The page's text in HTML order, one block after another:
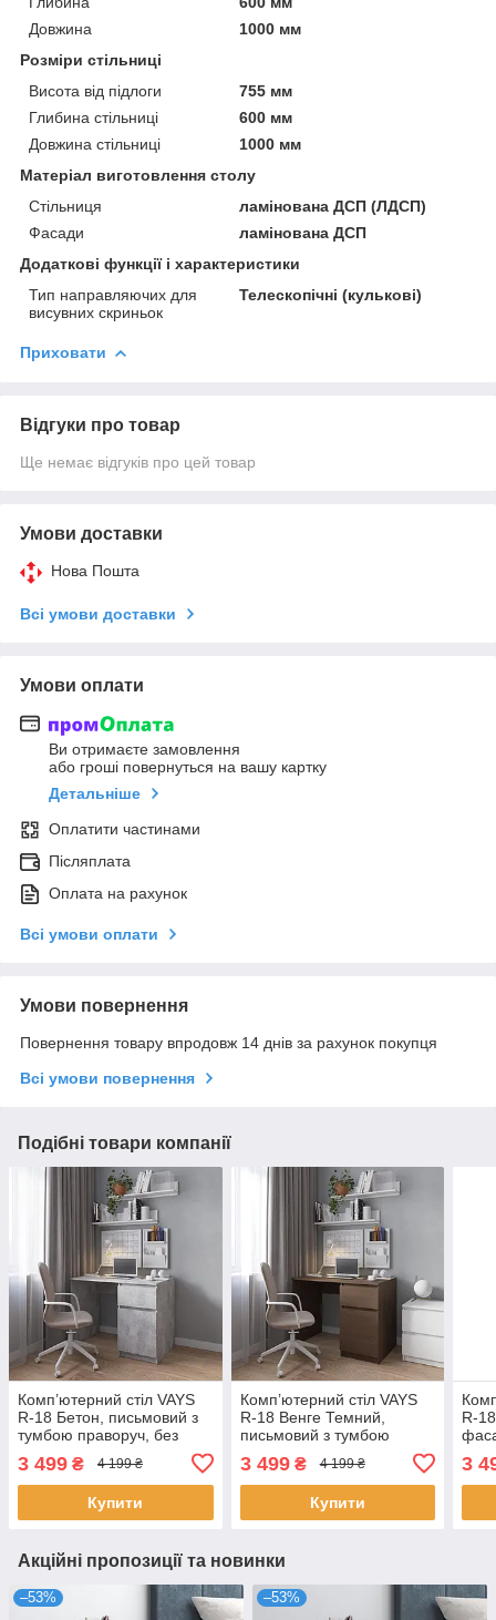
Довжина
1000 мм
Розміри стільниці
Висота від підлоги
755 мм
Глибина стільниці
600 мм
Довжина стільниці
1000 мм
Матеріал виготовлення столу
Стільниця
ламінована ДСП (ЛДСП)
Фасади
ламінована ДСП
Додаткові функції і характеристики
Тип направляючих для
висувних скриньок
Телескопічні (кулькові)
Приховати
Відгуки про товар
Ще немає відгуків про цей товар
Умови доставки
Нова Пошта
Всі умови доставки
Умови оплати
Ви отримаєте замовлення
або гроші повернуться на вашу картку
Детальніше
Оплатити частинами
Післяплата
Оплата на рахунок
Всі умови оплати
Умови повернення
Повернення товару впродовж 14 днів за рахунок покупця
Всі умови повернення
Подібні товари компанії
Комп’ютерний стіл VAYS
R-18 Бетон, письмовий з
тумбою праворуч, без
ручок, ЛДСП, 100×60×75
см - для дому та офісу
3 499 ₴ 4 199 ₴
Купити
Комп’ютерний стіл VAYS
R-18 Венге Темний,
письмовий з тумбою
ЛДСП, 100×60×75 см - для
дому та офісу
3 499₴ 4 199 ₴
Купити
R-
см -
3
Акційні пропозиції та новинки
–53% –53%